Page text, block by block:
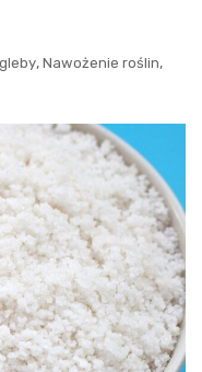
, Nawożenie roślin,